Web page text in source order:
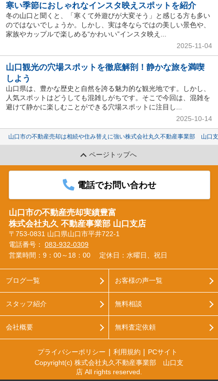
寒い季節におしゃれなインスタ映えスポットを紹介
冬の山口と聞くと、「寒くて外遊びが大変そう」と感じる方も多い
のではないでしょうか。しかし、実は冬ならではの美しい景色や、
家族やカップルで楽しめる“かわいい”インスタ映え...
2025-11-04
山口観光の穴場スポットを徹底解剖！静かな旅を満喫
しよう
山口県は、豊かな歴史と自然を誇る魅力的な観光地です。しかし、
人気スポットはどうしても混雑しがちです。そこで今回は、混雑を
避けて静かに楽しむことができる穴場スポットに注目し...
2025-10-14
山口市の不動産売却は相続や住み替えに強い株式会社丸久不動産事業部 山口
ページトップへ
電話でお問い合わせ
山口市の不動産売却実績豊富
株式会社丸久 不動産事業部 山口支店
〒753-0831 山口県山口市平井722-1
電話番号： 083-932-0309
営業時間：9：00～18：00
定休日：水曜日、祝日
ブログ一覧
スタッフ紹介
会社概要
お客様の声一覧
無料相談
無料査定依頼
プライバシーポリシー 利用規約
PCサイト
Copyright(c) 株式会社丸久不動産事業部 山口支
店 All rights reserved.